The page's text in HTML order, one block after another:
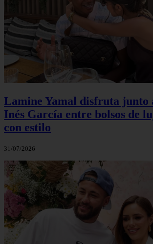
Lamine Yamal disfruta junto
Inés García entre bolsos de
con estilo
31/07/2026